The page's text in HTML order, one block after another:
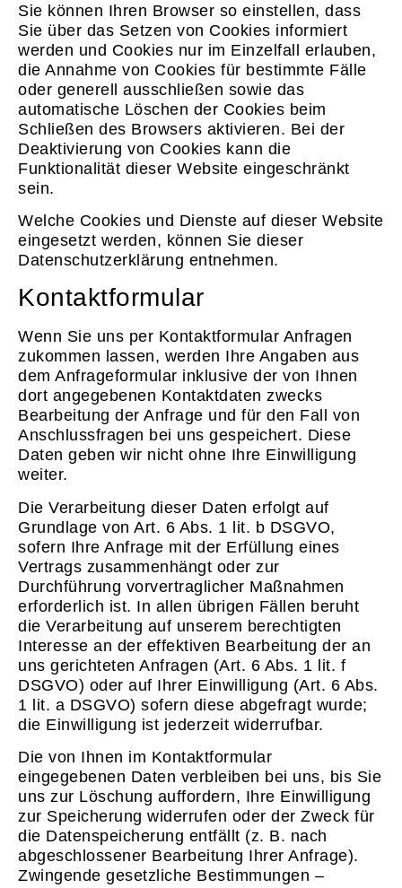
Sie können Ihren Browser so einstellen, dass
Sie über das Setzen von Cookies informiert
werden und Cookies nur im Einzelfall erlauben,
die Annahme von Cookies für bestimmte Fälle
oder generell ausschließen sowie das
automatische Löschen der Cookies beim
Schließen des Browsers aktivieren. Bei der
Deaktivierung von Cookies kann die
Funktionalität dieser Website eingeschränkt
sein.
Welche Cookies und Dienste auf dieser Website
eingesetzt werden, können Sie dieser
Datenschutzerklärung entnehmen.
Kontaktformular
Wenn Sie uns per Kontaktformular Anfragen
zukommen lassen, werden Ihre Angaben aus
dem Anfrageformular inklusive der von Ihnen
dort angegebenen Kontaktdaten zwecks
Bearbeitung der Anfrage und für den Fall von
Anschlussfragen bei uns gespeichert. Diese
Daten geben wir nicht ohne Ihre Einwilligung
weiter.
Die Verarbeitung dieser Daten erfolgt auf
Grundlage von Art. 6 Abs. 1 lit. b DSGVO,
sofern Ihre Anfrage mit der Erfüllung eines
Vertrags zusammenhängt oder zur
Durchführung vorvertraglicher Maßnahmen
erforderlich ist. In allen übrigen Fällen beruht
die Verarbeitung auf unserem berechtigten
Interesse an der effektiven Bearbeitung der an
uns gerichteten Anfragen (Art. 6 Abs. 1 lit. f
DSGVO) oder auf Ihrer Einwilligung (Art. 6 Abs.
1 lit. a DSGVO) sofern diese abgefragt wurde;
die Einwilligung ist jederzeit widerrufbar.
Die von Ihnen im Kontaktformular
eingegebenen Daten verbleiben bei uns, bis Sie
uns zur Löschung auffordern, Ihre Einwilligung
zur Speicherung widerrufen oder der Zweck für
die Datenspeicherung entfällt (z. B. nach
abgeschlossener Bearbeitung Ihrer Anfrage).
Zwingende gesetzliche Bestimmungen –